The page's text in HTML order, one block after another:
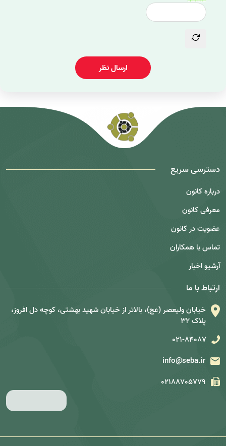
ارسال نظر
دسترسی سریع
درباره کانون
معرفی کانون
عضویت در کانون
تماس با همکاران
آرشیو اخبار
ارتباط با ما
خیابان ولیعصر (عج)، بالاتر از خیابان شهید بهشتی، کوچه دل افروز،
پلاک 32
021-84087
info@seba.ir
02188705779